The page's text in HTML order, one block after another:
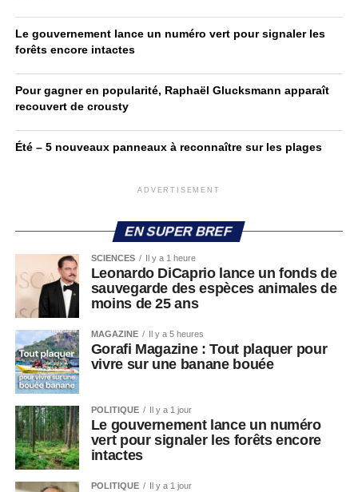
Le gouvernement lance un numéro vert pour signaler les
forêts encore intactes
Pour gagner en popularité, Raphaël Glucksmann apparaît
recouvert de crousty
Été – 5 nouveaux panneaux à reconnaître sur les plages
ADVERTISEMENT
EN SUPER BREF
SCIENCES Il y a 1 heure
Leonardo DiCaprio lance un fonds de
sauvegarde des espèces animales de
moins de 25 ans
MAGAZINE Il y a 5 heures
Gorafi Magazine : Tout plaquer pour
vivre sur une banane bouée
POLITIQUE Il y a 1 jour
Le gouvernement lance un numéro
vert pour signaler les forêts encore
intactes
POLITIQUE Il y a 1 jour